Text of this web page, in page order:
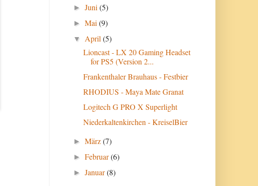
►Juni(5)
►Mai(9)
▼ April(5)
Lioncast - LX 20 Gaming Headset
for PS5 (Version 2...
Frankenthaler Brauhaus - Festbier
RHODIUS - Maya Mate Granat
Logitech G PRO X Superlight
Niederkaltenkirchen - KreiselBier
►März(7)
►Februar(6)
►Januar(8)